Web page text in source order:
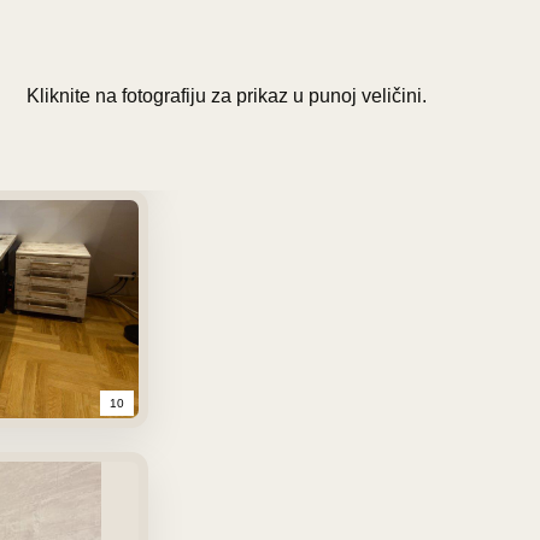
Kliknite na fotografiju za prikaz u punoj veličini.
10